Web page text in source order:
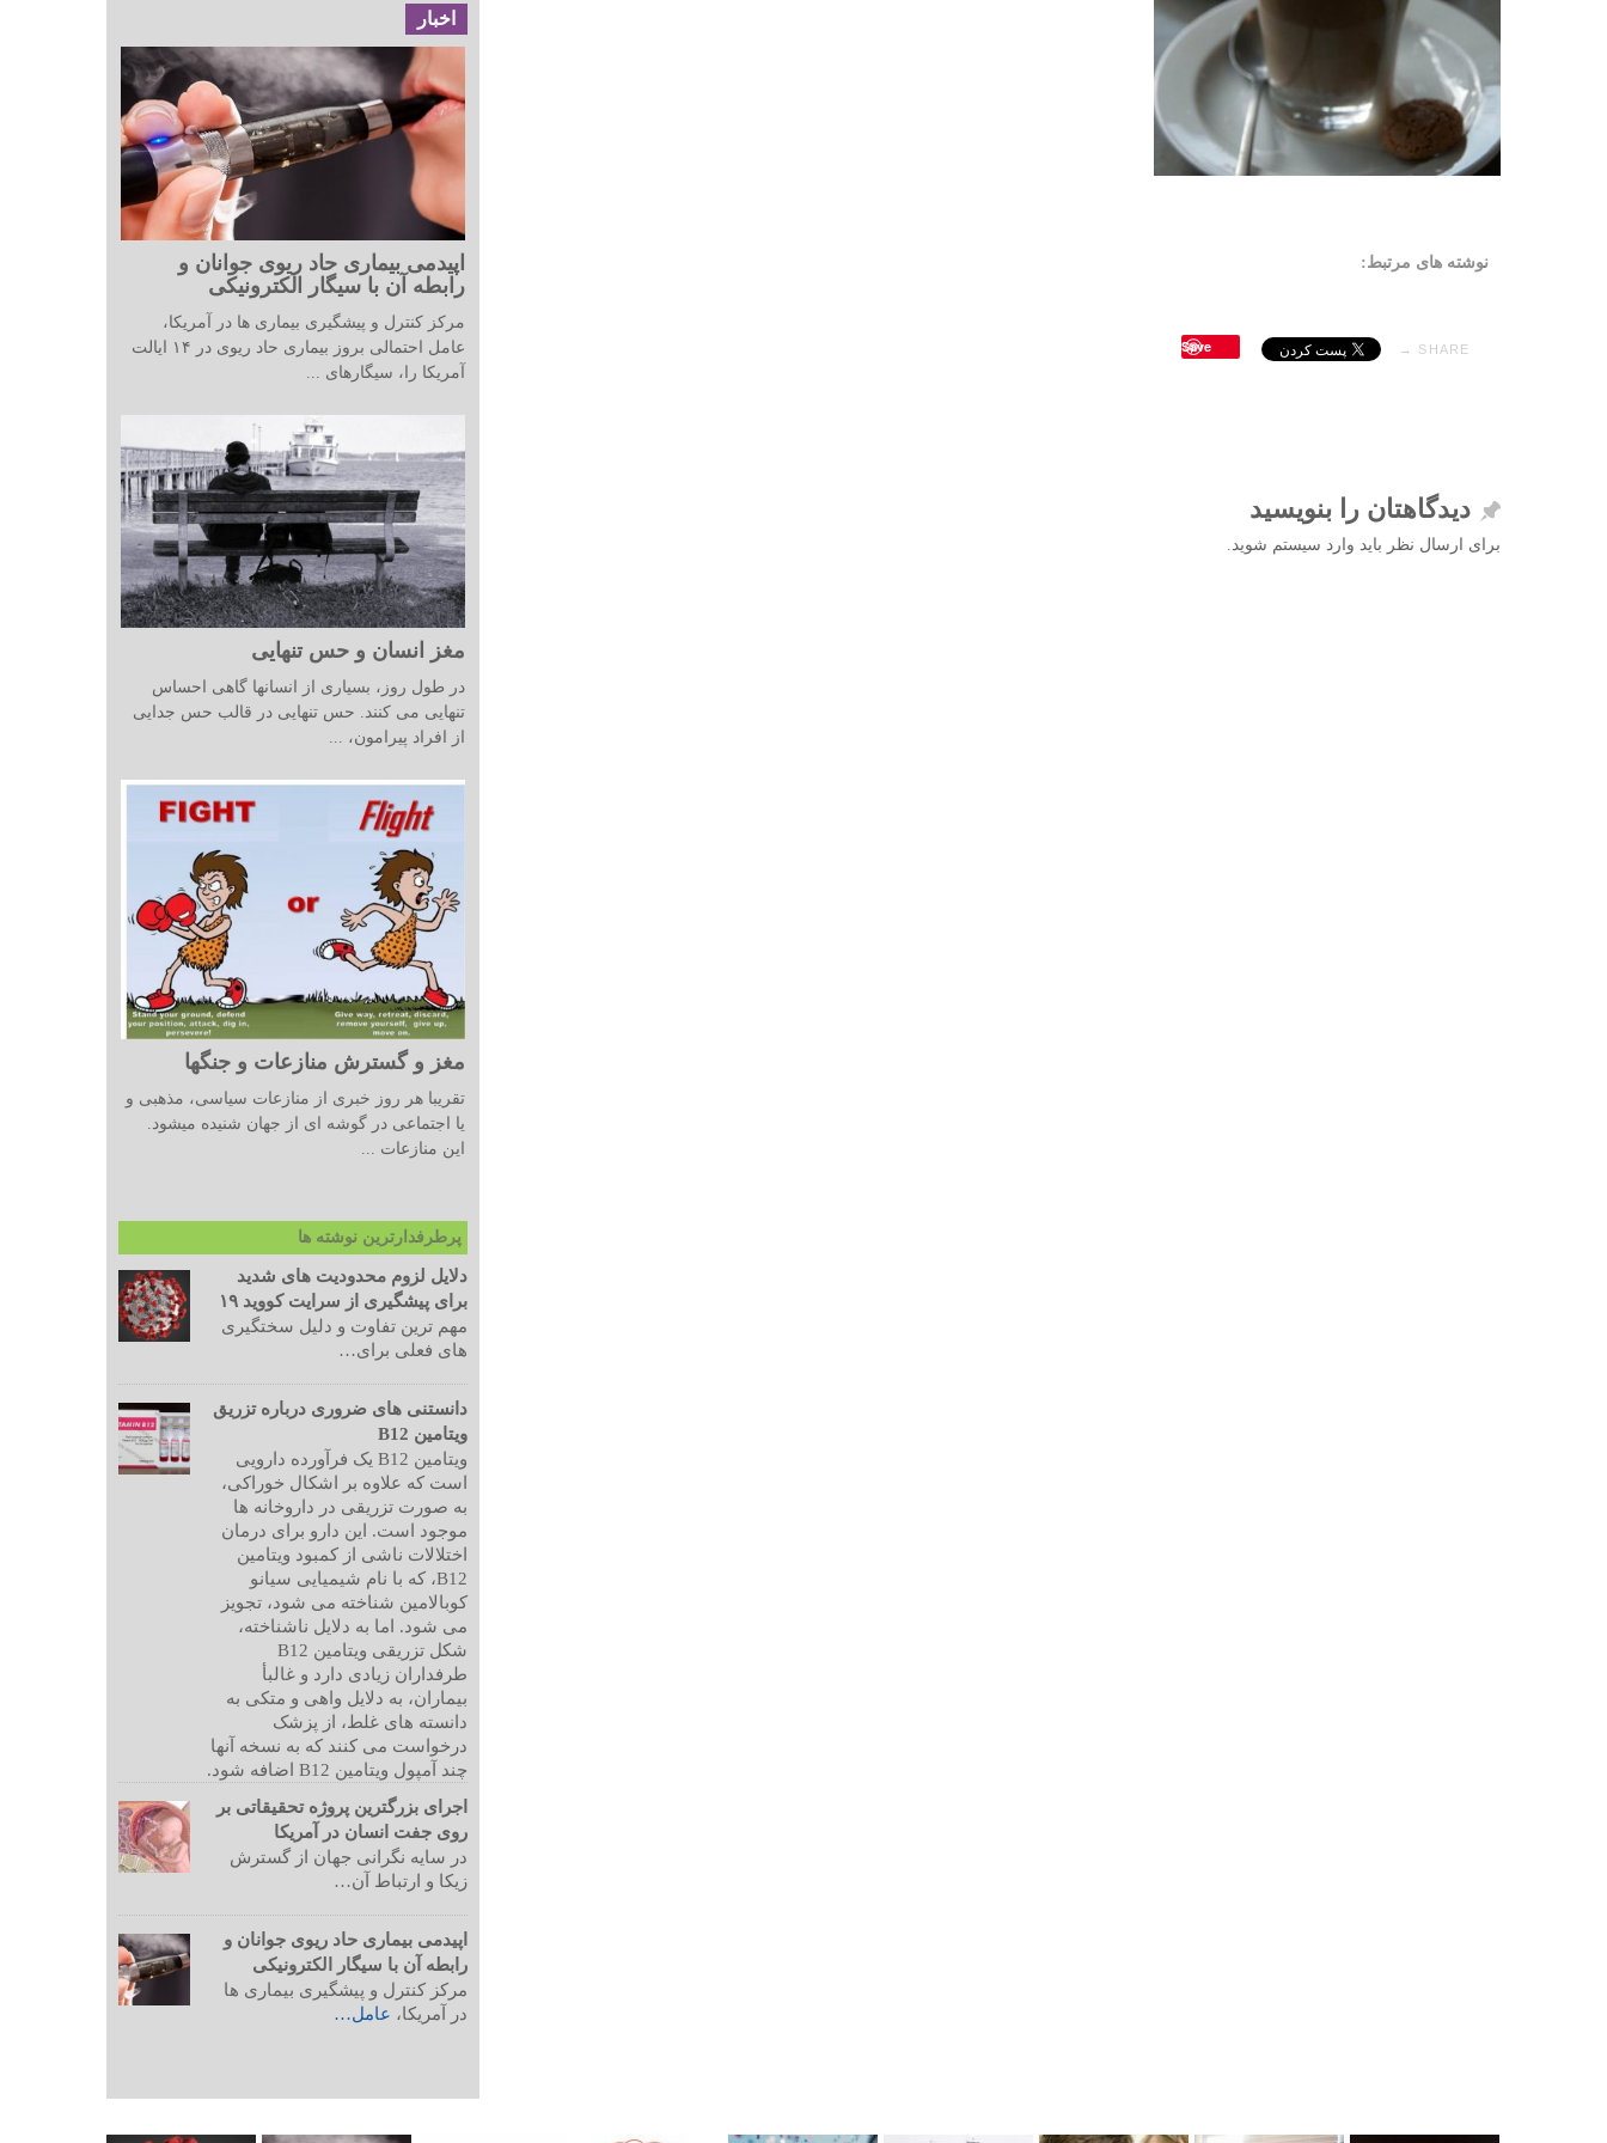
نوشته های مرتبط:
SHARE →
Save
دیدگاهتان را بنویسید
برای ارسال نظر باید وارد سیستم شوید.
اخبار
اپیدمی بیماری حاد ریوی جوانان و
رابطه آن با سیگار الکترونیکی
مرکز کنترل و پیشگیری بیماری ها در آمریکا،
عامل احتمالی بروز بیماری حاد ریوی در ۱۴ ایالت
آمریکا را، سیگارهای ...
مغز انسان و حس تنهایی
در طول روز، بسیاری از انسانها گاهی احساس
تنهایی می کنند. حس تنهایی در قالب حس جدایی
از افراد پیرامون، ...
مغز و گسترش منازعات و جنگها
تقریبا هر روز خبری از منازعات سیاسی، مذهبی و
یا اجتماعی در گوشه ای از جهان شنیده میشود.
این منازعات ...
پرطرفدارترین نوشته ها
دلایل لزوم محدودیت های شدید
برای پیشگیری از سرایت کووید ۱۹
مهم ترین تفاوت و دلیل سختگیری
های فعلی برای…
دانستنی های ضروری درباره تزریق
ویتامین B12
ویتامین B12 یک فرآورده دارویی
است که علاوه بر اشکال خوراکی،
به صورت تزریقی در داروخانه ها
موجود است. این دارو برای درمان
اختلالات ناشی از کمبود ویتامین
B12، که با نام شیمیایی سیانو
کوبالامین شناخته می شود، تجویز
می شود. اما به دلایل ناشناخته،
شکل تزریقی ویتامین B12
طرفداران زیادی دارد و غالبأ
بیماران، به دلایل واهی و متکی به
دانسته های غلط، از پزشک
درخواست می کنند که به نسخه آنها
چند آمپول ویتامین B12 اضافه شود.
اجرای بزرگترین پروژه تحقیقاتی بر
روی جفت انسان در آمریکا
در سایه نگرانی جهان از گسترش
زیکا و ارتباط آن…
اپیدمی بیماری حاد ریوی جوانان و
رابطه آن با سیگار الکترونیکی
مرکز کنترل و پیشگیری بیماری ها
در آمریکا، عامل…